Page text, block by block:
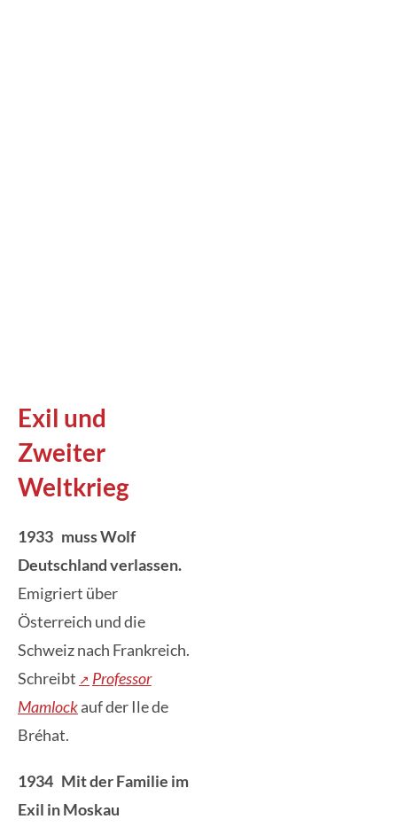
Exil und
Zweiter
Weltkrieg
1933 muss Wolf
Deutschland verlassen.
Emigriert über
Österreich und die
Schweiz nach Frankreich.
Schreibt
Professor
Mamlockauf der Ile de
Bréhat.
1934 Mit der Familie im
Exil in Moskau